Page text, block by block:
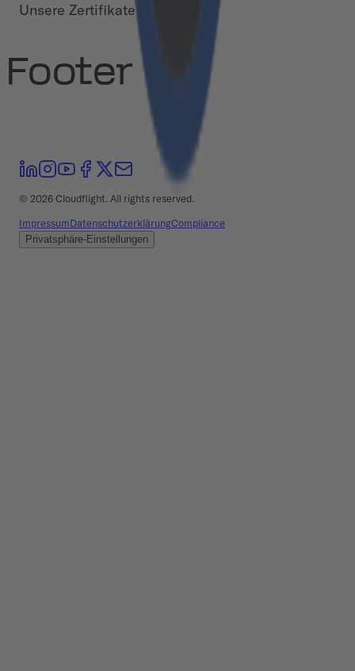
Unsere Zertifikate
Footer
© 2026Cloudflight. All rights reserved.
ImpressumDatenschutzerklärungCompliance
Privatsphäre-Einstellungen